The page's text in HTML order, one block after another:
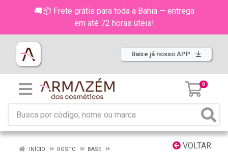
🚚📦 Frete grátis para toda a Bahia — entrega
em até 72 horas úteis!
Baixe já nosso APP
0
VOLTAR
INÍCIO ROSTO
BASE